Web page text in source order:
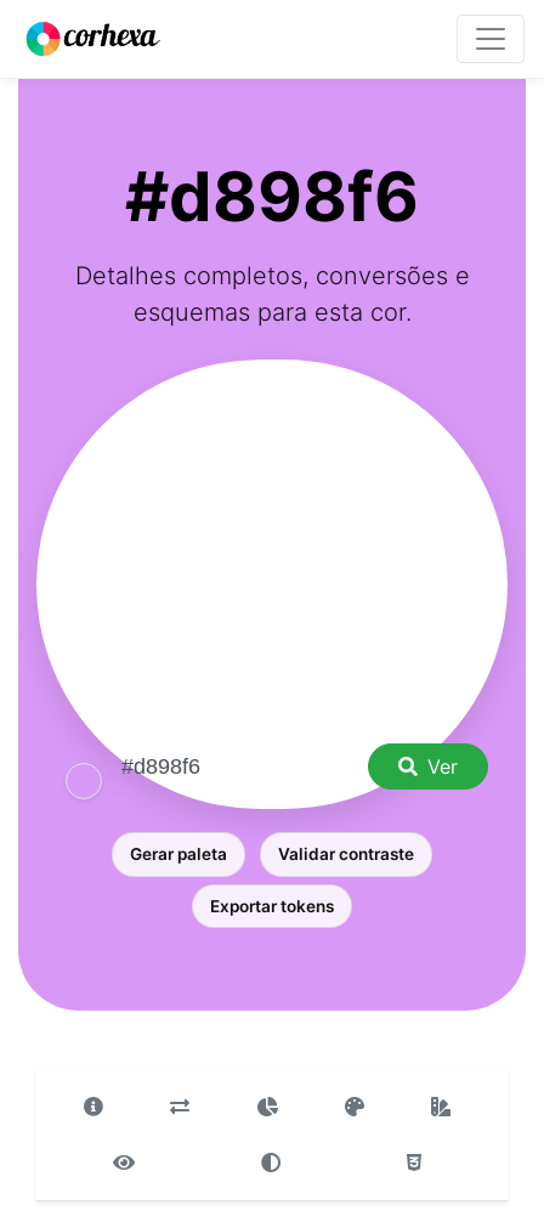
#d898f6
Detalhes completos, conversões e
esquemas para esta cor.
Ver
Gerar paleta Validar contraste
Exportar tokens